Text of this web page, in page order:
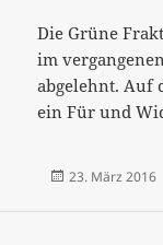
Die Grüne
im
abgelehnt. Auf
ein Für und
Veröffentlicht
23. März 2016